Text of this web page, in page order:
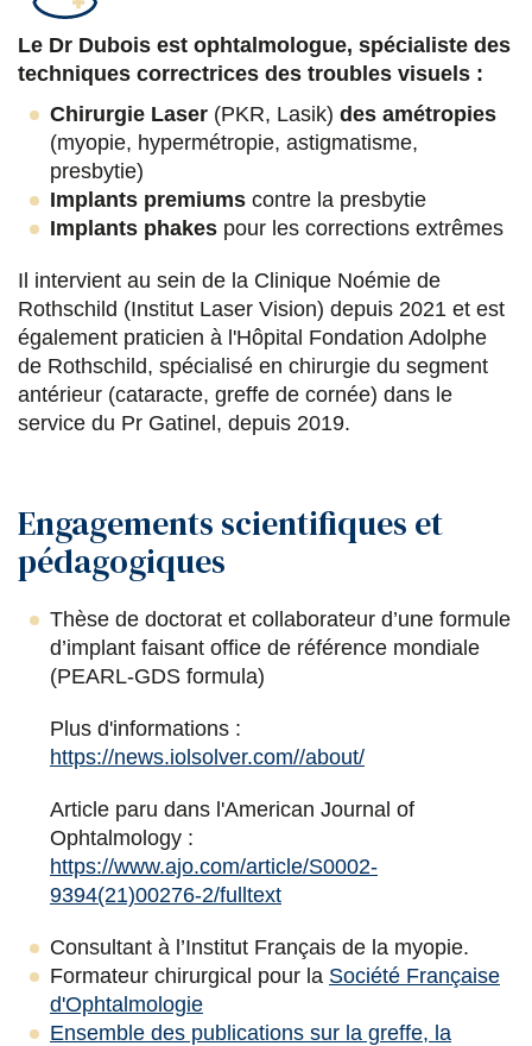
a
g
e
r
s
u
r
F
a
c
o
o
k
a
g
e
r
s
u
r
T
w
i
e
r
a
g
e
r
s
u
r
L
i
n
k
d
i
n
a
g
e
r
p
a
r
E
m
a
Le Dr Dubois est ophtalmologue, spécialiste des
techniques correctrices des troubles visuels :
Chirurgie Laser (PKR, Lasik) des amétropies
(myopie, hypermétropie, astigmatisme,
presbytie)
Implants premiums contre la presbytie
Implants phakes pour les corrections extrêmes
Il intervient au sein de la Clinique Noémie de
Rothschild (Institut Laser Vision) depuis 2021 et est
également praticien à l'Hôpital Fondation Adolphe
de Rothschild, spécialisé en chirurgie du segment
antérieur (cataracte, greffe de cornée) dans le
service du Pr Gatinel, depuis 2019.
Engagements scientifiques et
pédagogiques
Thèse de doctorat et collaborateur d’une formule
d’implant faisant office de référence mondiale
(PEARL-GDS formula)
Plus d'informations :
https://news.iolsolver.com//about/
Article paru dans l'American Journal of
Ophtalmology :
https://www.ajo.com/article/S0002-
9394(21)00276-2/fulltext
Consultant à l’Institut Français de la myopie.
Formateur chirurgical pour la Société Française
d'Ophtalmologie
Ensemble des publications sur la greffe, la